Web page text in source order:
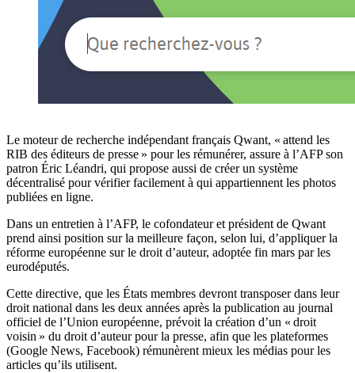
Le moteur de recherche indépendant français Qwant, « attend les
RIB des éditeurs de presse » pour les rémunérer, assure à l’AFP son
patron Éric Léandri, qui propose aussi de créer un système
décentralisé pour vérifier facilement à qui appartiennent les photos
publiées en ligne.
Dans un entretien à l’AFP, le cofondateur et président de Qwant
prend ainsi position sur la meilleure façon, selon lui, d’appliquer la
réforme européenne sur le droit d’auteur, adoptée fin mars par les
eurodéputés.
Cette directive, que les États membres devront transposer dans leur
droit national dans les deux années après la publication au journal
officiel de l’Union européenne, prévoit la création d’un « droit
voisin » du droit d’auteur pour la presse, afin que les plateformes
(Google News, Facebook) rémunèrent mieux les médias pour les
articles qu’ils utilisent.